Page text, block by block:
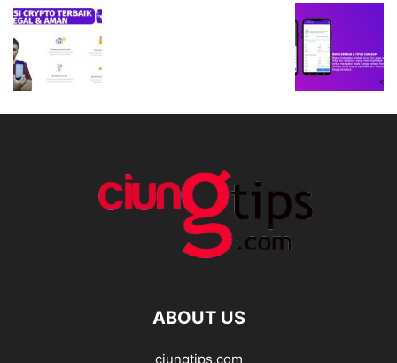
ABOUT US
ciungtips.com